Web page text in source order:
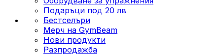
Подаръци под 20 лв
Бестселъри
Мерч на GymBeam
Нови продукти
Разпродажба